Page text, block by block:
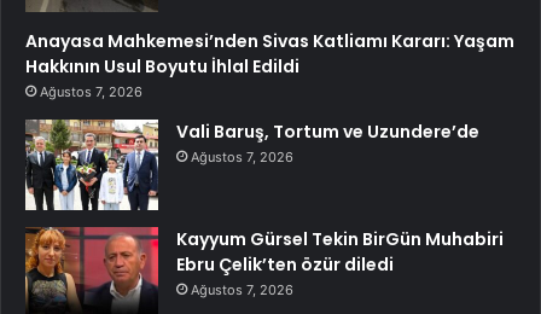
Anayasa Mahkemesi’nden Sivas Katliamı Kararı: Yaşam
Hakkının Usul Boyutu İhlal Edildi
Ağustos 7, 2026
Vali Baruş, Tortum ve Uzundere’de
Ağustos 7, 2026
Kayyum Gürsel Tekin BirGün Muhabiri
Ebru Çelik’ten özür diledi
Ağustos 7, 2026